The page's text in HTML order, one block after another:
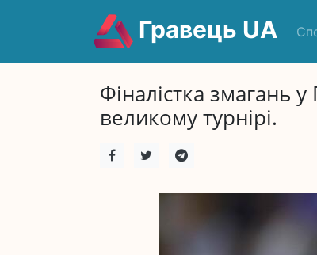
Гравець UA
Фіналістка змагань
великому турнірі.